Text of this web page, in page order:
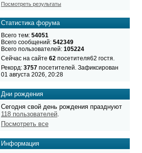
Посмотреть результаты
Статистика форума
Всего тем: 54051
Всего сообщений: 542349
Всего пользователей: 105224
Сейчас на сайте 62 посетителя62 гостя.
Рекорд: 3757 посетителей. Зафиксирован
01 августа 2026, 20:28
Дни рождения
Сегодня свой день рождения празднуют
118 пользователей
Посмотреть все
Информация